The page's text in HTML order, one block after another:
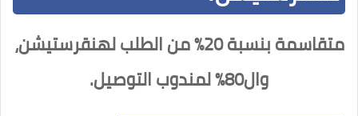
متقاسمة بنسبة 20% من الطلب لهنقرستيشن،
وال80% لمندوب التوصيل.